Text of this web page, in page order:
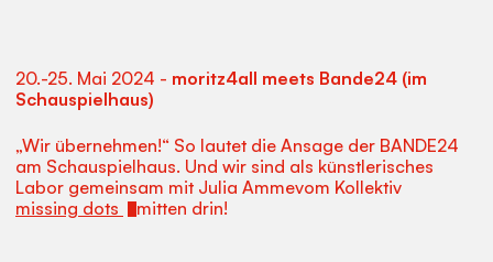
20.-25. Mai 2024 - moritz4all meets Bande24 (im
Schauspielhaus)
„Wir übernehmen!“ So lautet die Ansage der BANDE24
am Schauspielhaus. Und wir sind als künstlerisches
Labor gemeinsam mit Julia Ammevom Kollektiv
missing dots
mitten drin!